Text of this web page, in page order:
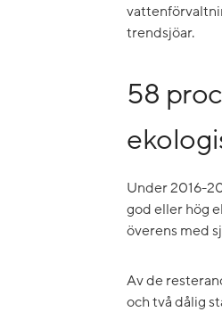
trendsjöar.
58
Under 2016-
god eller hög
överens med
Av de
och två dålig